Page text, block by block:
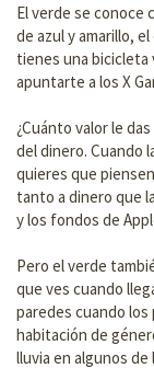
El verde se conoce
de azul y amarillo,
tienes una
apuntarte a los X
¿Cuánto valor le
del dinero. Cuando
quieres que
tanto a dinero que
y los fondos de
Pero el verde
que ves cuando
paredes cuando
habitación de
lluvia en algunos